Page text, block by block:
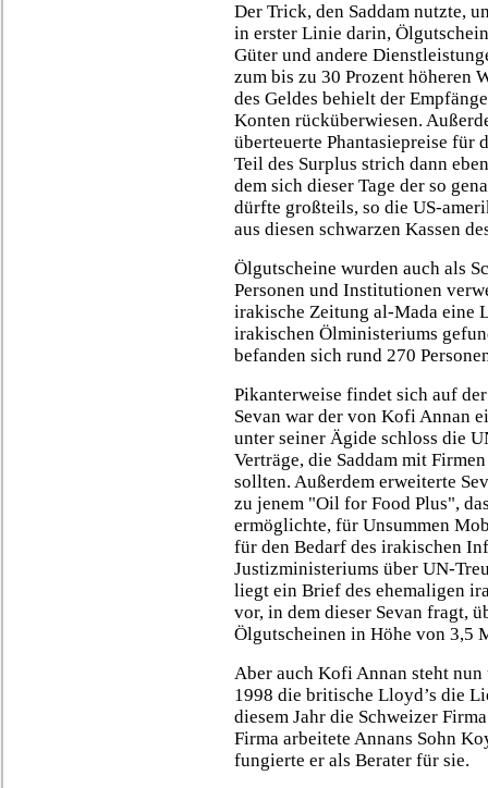
Der Trick, den Saddam nutzte,
in erster Linie darin,
Güter und andere
zum bis zu 30 Prozent höheren
des Geldes behielt der
Konten rücküberwiesen.
überteuerte Phantasiepreise für
Teil des Surplus strich dann
dem sich dieser Tage der so
dürfte großteils, so die US-
aus diesen schwarzen Kassen
Ölgutscheine wurden auch als
Personen und Institutionen
irakische Zeitung al-Mada eine
irakischen Ölministeriums
befanden sich rund 270
Pikanterweise findet sich auf
Sevan war der von Kofi Annan
unter seiner Ägide schloss die
Verträge, die Saddam mit
sollten. Außerdem erweiterte
zu jenem "Oil for Food Plus",
ermöglichte, für Unsummen
für den Bedarf des irakischen
Justizministeriums über UN-
liegt ein Brief des ehemaligen
vor, in dem dieser Sevan fragt,
Ölgutscheinen in Höhe von 3,5
Aber auch Kofi Annan steht
1998 die britische Lloyd’s die
diesem Jahr die Schweizer
Firma arbeitete Annans Sohn
fungierte er als Berater für sie.